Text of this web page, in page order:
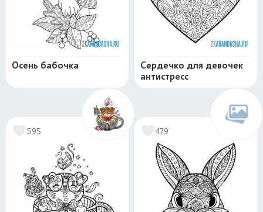
Осень бабочка
Сердечко для девочек
антистресс
595 479